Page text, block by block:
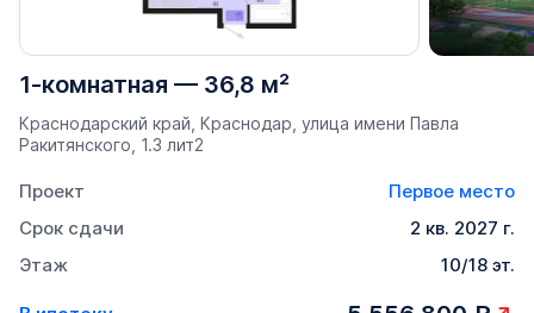
1-комнатная — 36,8 м²
Краснодарский край, Краснодар, улица имени Павла
Ракитянского, 1.3 лит2
Проект
Первое место
Срок сдачи
2 кв. 2027 г.
Этаж
10/18 эт.